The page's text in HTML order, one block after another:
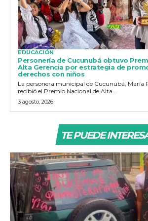
EDUCACIÓN
Personería de Cucunubá obtuvo
Alta Gerencia por estrategia de
derechos con niños
La personera municipal de Cucunubá, María
recibió el Premio Nacional de Alta...
3 agosto, 2026
TE PUEDE